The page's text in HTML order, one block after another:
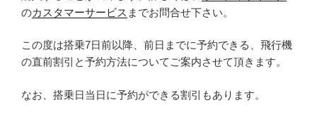
のカスタマーサービス までお問合せ下さい。
この度は搭乗7日前以降、前日までに予約できる、飛行機
の直前割引と予約方法についてご案内させて頂きます。
なお、搭乗日当日に予約ができる割引もあります。